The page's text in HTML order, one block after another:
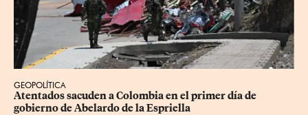
GEOPOLÍTICA
Atentados sacuden a Colombia en el primer día de
gobierno de Abelardo de la Espriella